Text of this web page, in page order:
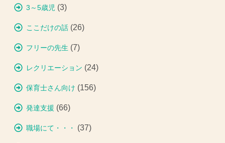
3～5歳児 (3)
ここだけの話 (26)
フリーの先生 (7)
レクリエーション (24)
保育士さん向け (156)
発達支援 (66)
職場にて・・・ (37)